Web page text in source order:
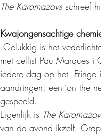
The Karamazovs schreef
Kwajongensachtige
Gelukkig is het
met cellist Pau Marques i
iedere dag op het  Fringe
aandringen, een ‘on the
gespeeld.
Eigenlijk is The
van de avond ikzelf.